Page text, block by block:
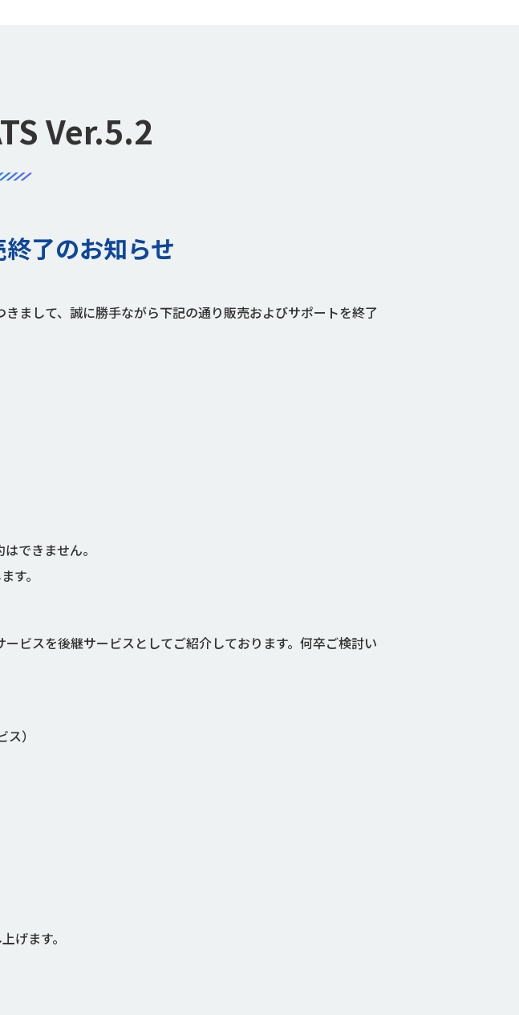
Ver.5.2
了のお知らせ
まして、誠に勝手ながら下記の通り販売およびサポートを終了
できません。
。
ビスを後継サービスとしてご紹介しております。何卒ご検討い
）
げます。